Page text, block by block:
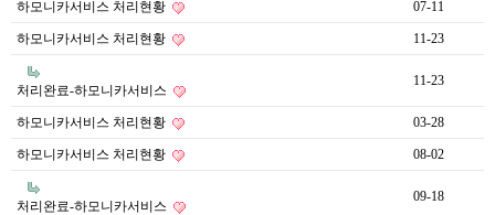
하모니카서비스 처리현황 07-11
하모니카서비스 처리현황 11-23
처리완료-하모니카서비스
11-23
하모니카서비스 처리현황 03-28
하모니카서비스 처리현황 08-02
처리완료-하모니카서비스
09-18